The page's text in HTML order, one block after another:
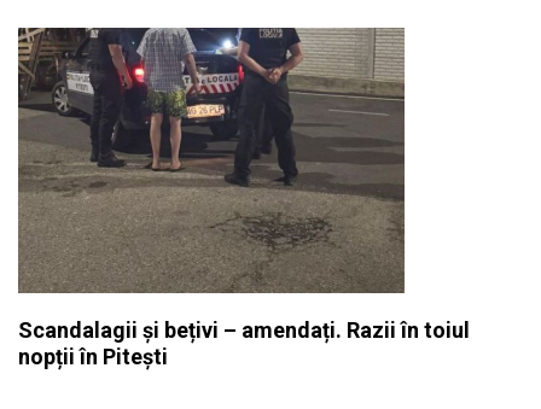
Scandalagii și bețivi – amendați. Razii în toiul
nopții în Pitești